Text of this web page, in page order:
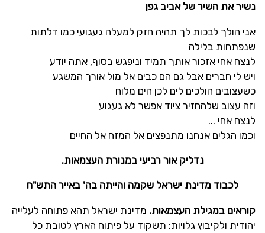
נשיר את השיר של אביב גפן
אני הולך לבכות לך תהיה חזק למעלה געגועי כמו דלתות
שנפתחות בלילה
לנצח אחי אזכור אותך תמיד וניפגש בסוף, אתה יודע
ויש לי חברים אבל גם הם כבים אל מול אורך המשגע
כשעצובים הולכים לים לכן הים מלוח
וזה עצוב שלהחזיר ציוד אפשר לא געגוע
לנצח אחי ...
וכמו הגלים אנחנו מתנפצים אל המזח אל החיים
נדליק אור רביעי במנורת העצמאות.
לכבוד מדינת ישראל שקמה והייתה בה' באייר התש"ח
קוראים במגילת העצמאות. מדינת ישראל תהא פתוחה לעלייה
יהודית ולקיבוץ גלויות: תשקוד על פיתוח הארץ לטובת כל